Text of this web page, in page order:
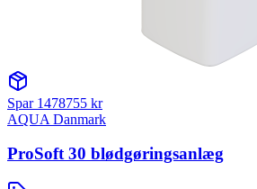
Spar 1478755 kr
AQUA Danmark
ProSoft 30 blødgøringsanlæg